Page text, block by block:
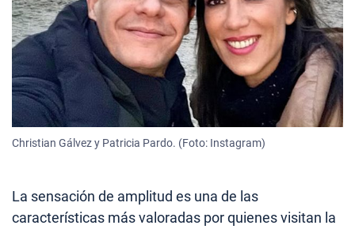
Christian Gálvez y Patricia Pardo. (Foto: Instagram)
La sensación de amplitud es una de las
características más valoradas por quienes visitan la